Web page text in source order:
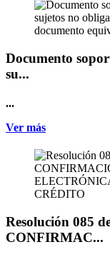
Documento
su...
...
Ver más
Resolución 085
CONFIRMAC...